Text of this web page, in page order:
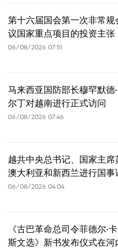
第十六届国会第一次非常规
议国家重点项目的投资主张
06/08/2026 07:51
马来西亚国防部长穆罕默德
尔丁对越南进行正式访问
06/08/2026 07:46
越共中央总书记、国家主席
澳大利亚和新西兰进行国事
06/08/2026 04:04
《古巴革命总司令菲德尔·
斯文选》新书发布仪式在河